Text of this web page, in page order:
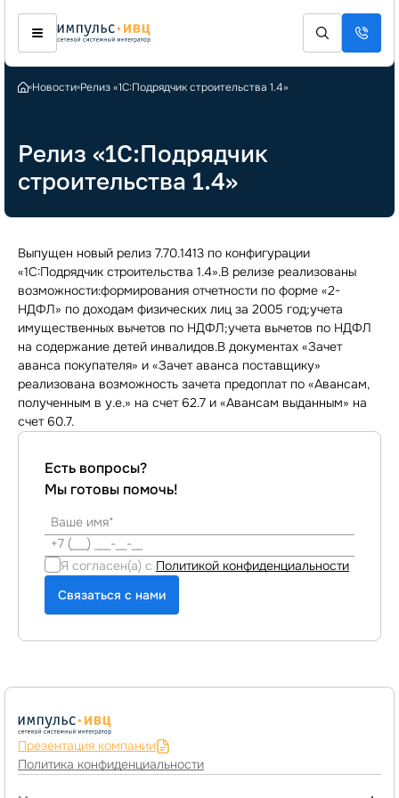
Новости Релиз «1С:Подрядчик строительства 1.4»
Релиз «1С:Подрядчик
строительства 1.4»
Выпущен новый релиз 7.70.1413 по конфигурации
«1С:Подрядчик строительства 1.4».В релизе реализованы
возможности:формирования отчетности по форме «2-
НДФЛ» по доходам физических лиц за 2005 год;учета
имущественных вычетов по НДФЛ;учета вычетов по НДФЛ
на содержание детей инвалидов.В документах «Зачет
аванса покупателя» и «Зачет аванса поставщику»
реализована возможность зачета предоплат по «Авансам,
полученным в у.е.» на счет 62.7 и «Авансам выданным» на
счет 60.7.
Есть вопросы?
Мы готовы помочь!
Я согласен(а) с Политикой конфиденциальности
Связаться с нами
Презентация компании
Политика конфиденциальности